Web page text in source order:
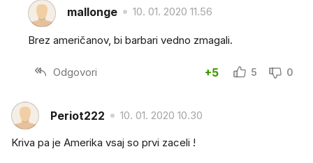
mallonge 10. 01. 2020 11.56
Brez američanov, bi barbari vedno zmagali.
Odgovori +5 5 0
Periot222 10. 01. 2020 10.30
Kriva pa je Amerika vsaj so prvi zaceli !